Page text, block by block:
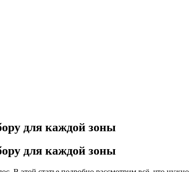
для каждой зоны
для каждой зоны